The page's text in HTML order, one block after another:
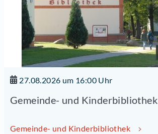
27.08.2026 um 16:00 Uhr
Gemeinde- und Kinderbibliothek
Gemeinde- und Kinderbibliothek